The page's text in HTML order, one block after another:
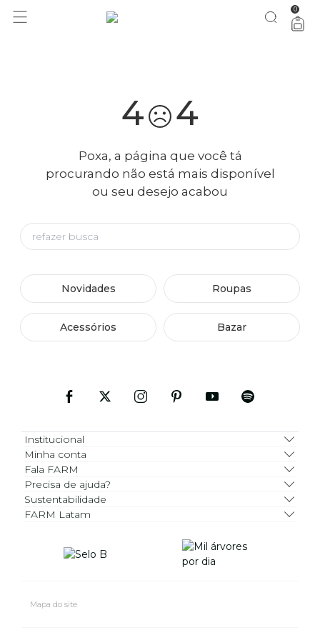
você merece 30% OFF pra comemorar com a gente aproveita! 0
4 4
Poxa, a página que você tá
procurando não está mais disponível
ou seu desejo acabou
Novidades Roupas
Acessórios Bazar
Institucional
Minha conta
Fala FARM
Precisa de ajuda?
Sustentabilidade
FARM Latam
Mapa do site